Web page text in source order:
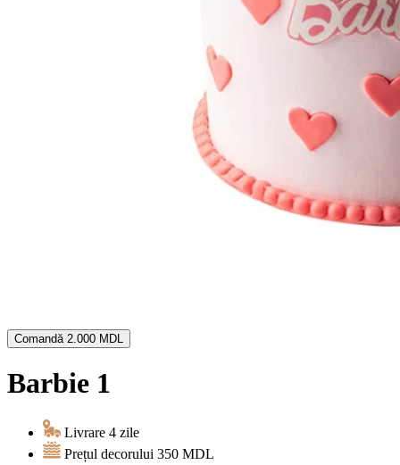
Comandă 2.000 MDL
Barbie 1
Livrare 4 zile
Prețul decorului 350 MDL